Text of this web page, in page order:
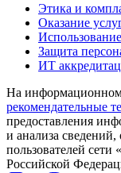
Этика и
Оказание
Защита
ИТ
На информационном
рекомендательные
предоставления
и анализа
пользователей
Российской